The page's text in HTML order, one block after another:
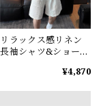
リラックス感リネン
長袖シャツ&ショート
¥4,870